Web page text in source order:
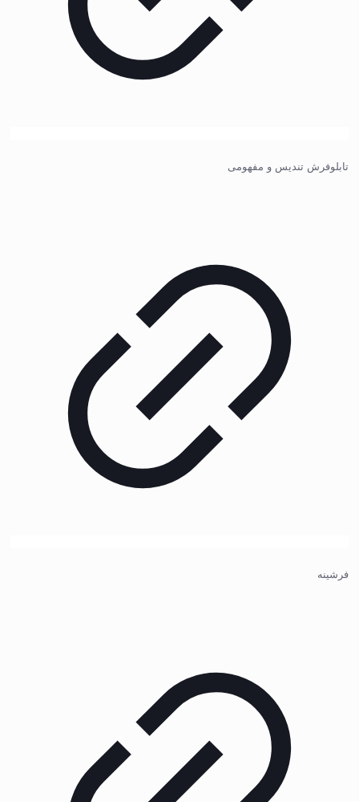
تابلوفرش تندیس و مفهومی
فرشینه